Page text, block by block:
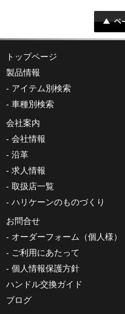
トップページ
製品情報
アイテム別検索
車種別検索
会社案内
会社情報
沿革
求人情報
取扱店一覧
ハリケーンのものづくり
お問合せ
オーダーフォーム（個人様）
ご利用にあたって
個人情報保護方針
ハンドル交換ガイド
ブログ